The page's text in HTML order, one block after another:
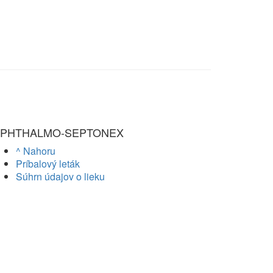
SEPTONEX
^ Nahoru
Príbalový leták
Súhrn údajov o lieku